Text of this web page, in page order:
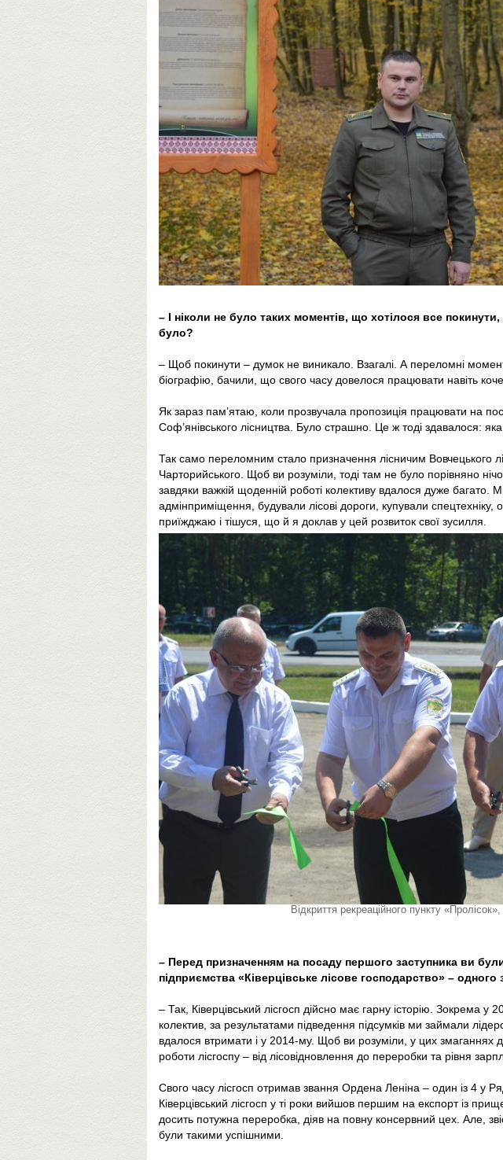
– І ніколи не було таких моментів, що хотілося все
було?
– Щоб покинути – думок не виникало. Взагалі. А переломні
біографію, бачили, що свого часу довелося працювати навіть
Як зараз пам’ятаю, коли прозвучала пропозиція працювати на
Соф’янівського лісництва. Було страшно. Це ж тоді здавалося: яка
Так само переломним стало призначення лісничим Вовчецького
Чарторийського. Щоб ви розуміли, тоді там не було порівняно
завдяки важкій щоденній роботі колективу вдалося дуже багато.
адмінприміщення, будували лісові дороги, купували спецтехніку,
приїжджаю і тішуся, що й я доклав у цей розвиток свої зусилля.
Відкриття рекреаційного пункту
– Перед призначенням на посаду першого заступника ви
підприємства «Ківерцівське лісове господарство» – одного
– Так, Ківерцівський лісгосп дійсно має гарну історію. Зокрема у
колектив, за результатами підведення підсумків ми займали
вдалося втримати і у 2014-му. Щоб ви розуміли, у цих змаганнях
роботи лісгоспу – від лісовідновлення до переробки та рівня
Свого часу лісгосп отримав звання Ордена Леніна – один із 4 у
Ківерцівський лісгосп у ті роки вийшов першим на експорт із
досить потужна переробка, діяв на повну консервний цех. Але,
були такими успішними.